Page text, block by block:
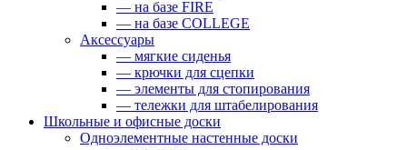
— на базе FIRE
— на базе COLLEGE
Аксессуары
— мягкие сиденья
— крючки для сцепки
— элементы для стопирования
— тележки для штабелирования
Школьные и офисные доски
Одноэлементные настенные доски